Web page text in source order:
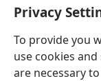
Privacy
To provide you
use cookies
are necessary
ÀKÁ ÌWÉ ORÍ
(opens
window)JW Hub
(opens
new
window)JW Library